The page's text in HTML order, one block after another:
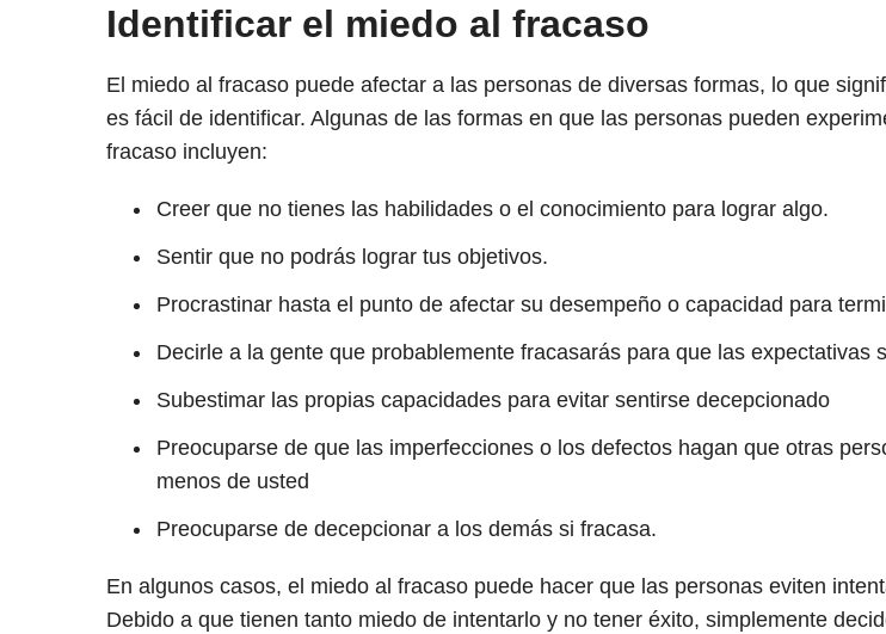
Identificar el miedo al fracaso
El miedo al fracaso puede afectar a las personas de diversas formas, lo que
es fácil de identificar. Algunas de las formas en que las personas pueden
fracaso incluyen:
Creer que no tienes las habilidades o el conocimiento para lograr algo.
Sentir que no podrás lograr tus objetivos.
Procrastinar hasta el punto de afectar su desempeño o capacidad para
Decirle a la gente que probablemente fracasarás para que las expectativas
Subestimar las propias capacidades para evitar sentirse decepcionado
Preocuparse de que las imperfecciones o los defectos hagan que otras
menos de usted
Preocuparse de decepcionar a los demás si fracasa.
En algunos casos, el miedo al fracaso puede hacer que las personas eviten
Debido a que tienen tanto miedo de intentarlo y no tener éxito, simplemente